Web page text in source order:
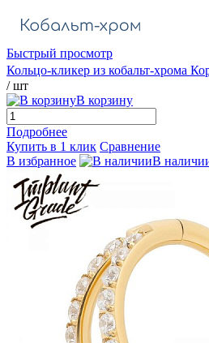
Быстрый просмотр
Кольцо-кликер из кобальт-хрома
/ шт
В корзину
Подробнее
Купить в 1 клик Сравнение
В избранное
В